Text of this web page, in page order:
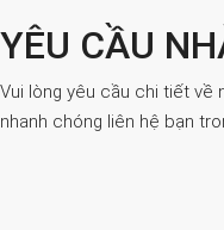
YÊU CẦU
Vui lòng yêu cầu chi tiết về
nhanh chóng liên hệ bạn